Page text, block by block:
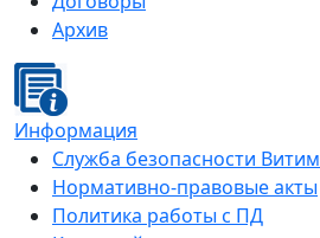
Архив
Информация
Служба безопасности
Нормативно-правовые акты
Политика работы с ПД